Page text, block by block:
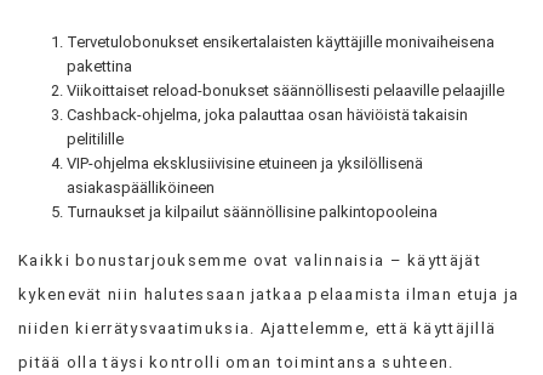
Tervetulobonukset ensikertalaisten käyttäjille monivaiheisena
pakettina
Viikoittaiset reload-bonukset säännöllisesti pelaaville pelaajille
Cashback-ohjelma, joka palauttaa osan häviöistä takaisin
pelitilille
VIP-ohjelma eksklusiivisine etuineen ja yksilöllisenä
asiakaspäälliköineen
Turnaukset ja kilpailut säännöllisine palkintopooleina
Kaikki bonustarjouksemme ovat valinnaisia – käyttäjät
kykenevät niin halutessaan jatkaa pelaamista ilman etuja ja
niiden kierrätysvaatimuksia. Ajattelemme, että käyttäjillä
pitää olla täysi kontrolli oman toimintansa suhteen.